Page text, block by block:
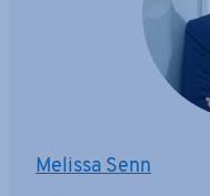
Melissa Senn